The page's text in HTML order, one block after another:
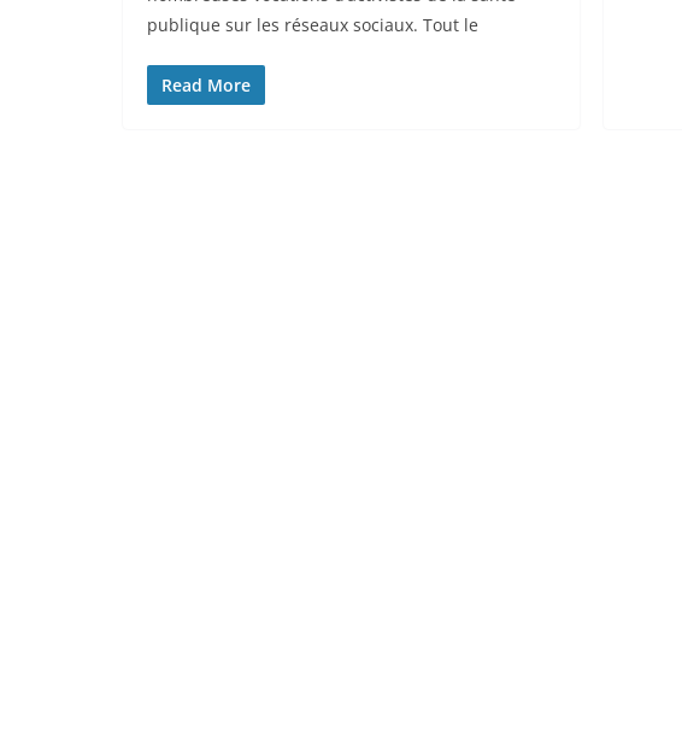
publique sur les réseaux sociaux. Tout le
Read More